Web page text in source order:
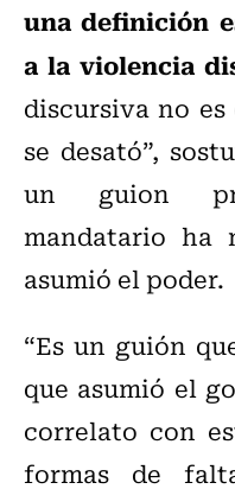
una definición
a la violencia
discursiva no es
se desató”,
un guion
mandatario ha
asumió el poder.
“Es un guión
que asumió el
correlato con
formas de